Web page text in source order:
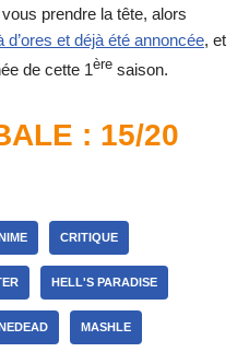
prendre la tête, alors
d’ores et déjà été annoncée, et
de cette 1ère saison.
: 15/20
CRITIQUE
HELL'S PARADISE
MASHLE